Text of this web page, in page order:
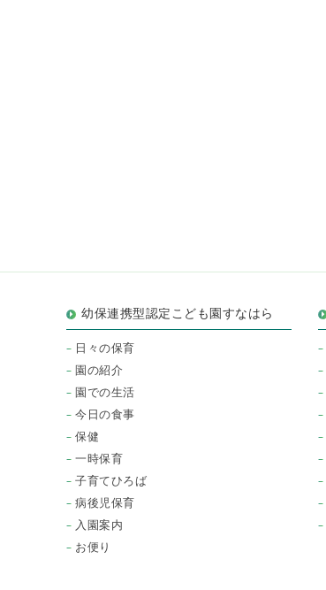
幼保連携型認定こども園すなはら
日々の保育
園の紹介
園での生活
今日の食事
保健
一時保育
子育てひろば
病後児保育
入園案内
お便り